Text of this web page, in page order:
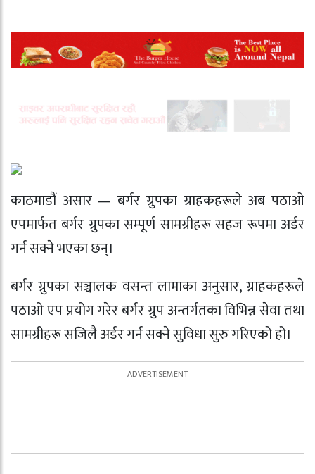
काठमाडौं असार — बर्गर ग्रुपका ग्राहकहरूले अब पठाओ
एपमार्फत बर्गर ग्रुपका सम्पूर्ण सामग्रीहरू सहज रूपमा अर्डर
गर्न सक्ने भएका छन्।
बर्गर ग्रुपका सञ्चालक वसन्त लामाका अनुसार, ग्राहकहरूले
पठाओ एप प्रयोग गरेर बर्गर ग्रुप अन्तर्गतका विभिन्न सेवा तथा
सामग्रीहरू सजिलै अर्डर गर्न सक्ने सुविधा सुरु गरिएको हो।